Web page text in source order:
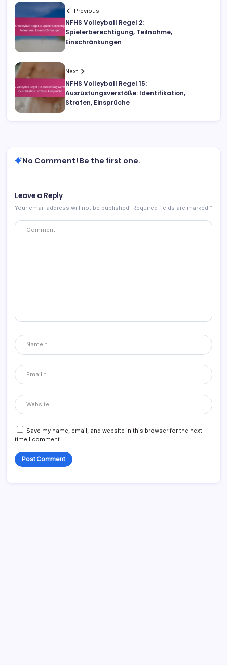
Previous
NFHS Volleyball Regel 2:
Spielerberechtigung, Teilnahme,
Einschränkungen
Next
NFHS Volleyball Regel 15:
Ausrüstungsverstöße: Identifikation,
Strafen, Einsprüche
No Comment! Be the first one.
Leave a Reply
Your email address will not be published. Required fields are marked *
Save my name, email, and website in this browser for the next
time I comment.